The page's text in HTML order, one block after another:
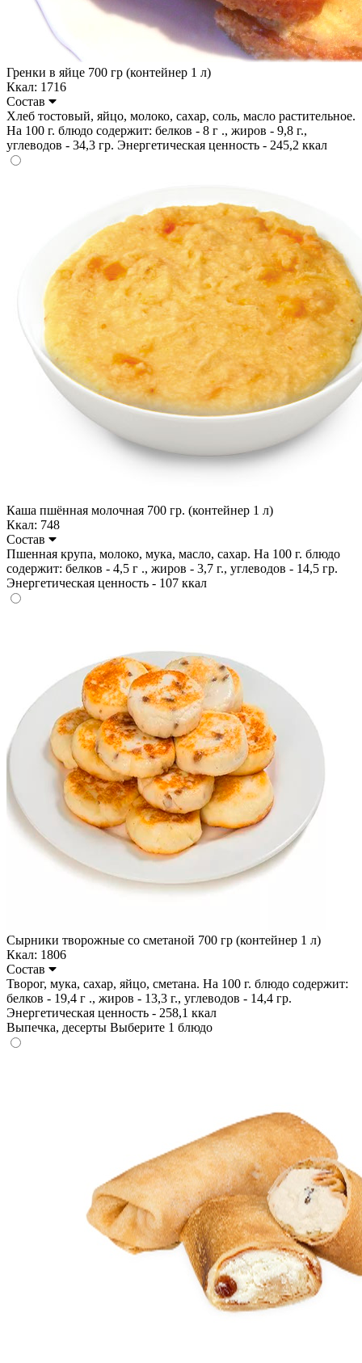
Гренки в яйце 700 гр (контейнер 1 л)
Ккал: 1716
Состав
Хлеб тостовый, яйцо, молоко, сахар, соль, масло растительное.
На 100 г. блюдо содержит: белков - 8 г ., жиров - 9,8 г.,
углеводов - 34,3 гр. Энергетическая ценность - 245,2 ккал
Каша пшённая молочная 700 гр. (контейнер 1 л)
Ккал: 748
Состав
Пшенная крупа, молоко, мука, масло, сахар. На 100 г. блюдо
содержит: белков - 4,5 г ., жиров - 3,7 г., углеводов - 14,5 гр.
Энергетическая ценность - 107 ккал
Сырники творожные со сметаной 700 гр (контейнер 1 л)
Ккал: 1806
Состав
Творог, мука, сахар, яйцо, сметана. На 100 г. блюдо содержит:
белков - 19,4 г ., жиров - 13,3 г., углеводов - 14,4 гр.
Энергетическая ценность - 258,1 ккал
Выпечка, десерты Выберите 1 блюдо